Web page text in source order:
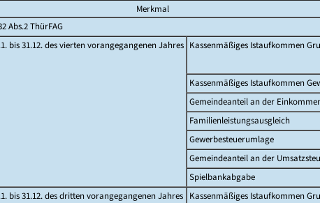
Merkmal
Abs.2 ThürFAG
bis 31.12. des vierten vorangegangenen Jahres Kassenmäßiges Istaufkommen
Kassenmäßiges Istaufkommen
Gemeindeanteil an der
Familienleistungsausgleich
Gewerbesteuerumlage
Gemeindeanteil an der
Spielbankabgabe
bis 31.12. des dritten vorangegangenen Jahres Kassenmäßiges Istaufkommen